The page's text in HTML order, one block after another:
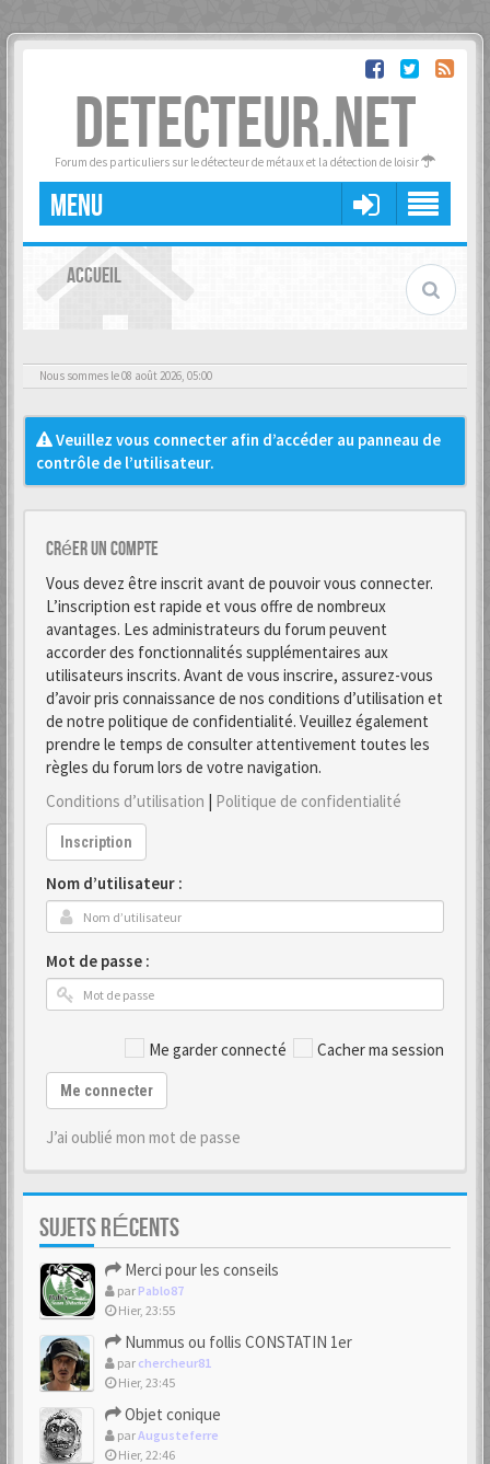
DETECTEUR.NET
Forum des particuliers sur le détecteur de métaux et la détection de loisir
MENU
ACCUEIL
Nous sommes le 08 août 2026, 05:00
Veuillez vous connecter afin d’accéder au panneau de
contrôle de l’utilisateur.
Créer un Compte
Vous devez être inscrit avant de pouvoir vous connecter.
L’inscription est rapide et vous offre de nombreux
avantages. Les administrateurs du forum peuvent
accorder des fonctionnalités supplémentaires aux
utilisateurs inscrits. Avant de vous inscrire, assurez-vous
d’avoir pris connaissance de nos conditions d’utilisation et
de notre politique de confidentialité. Veuillez également
prendre le temps de consulter attentivement toutes les
règles du forum lors de votre navigation.
Conditions d’utilisation | Politique de confidentialité
Inscription
Nom d’utilisateur :
Mot de passe :
Me garder connecté Cacher ma session
Me connecter
J’ai oublié mon mot de passe
SUJETS RÉCENTS
Merci pour les conseils
par Pablo87
Hier, 23:55
Nummus ou follis CONSTATIN 1er
par chercheur81
Hier, 23:45
Objet conique
parAugusteferre
Hier, 22:46